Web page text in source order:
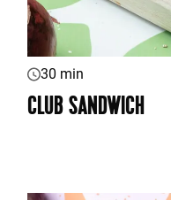
30 min
CLUB SANDWICH